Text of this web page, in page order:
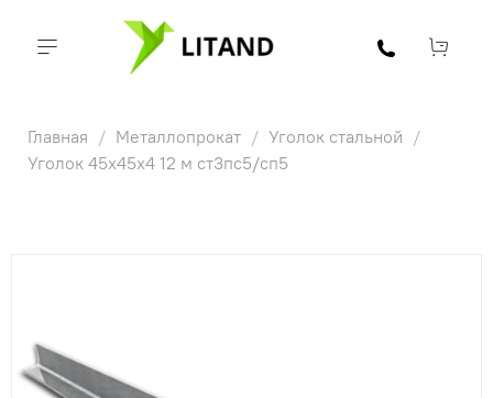
Главная Металлопрокат
Уголок стальной
Уголок 45х45х4 12 м ст3пс5/сп5